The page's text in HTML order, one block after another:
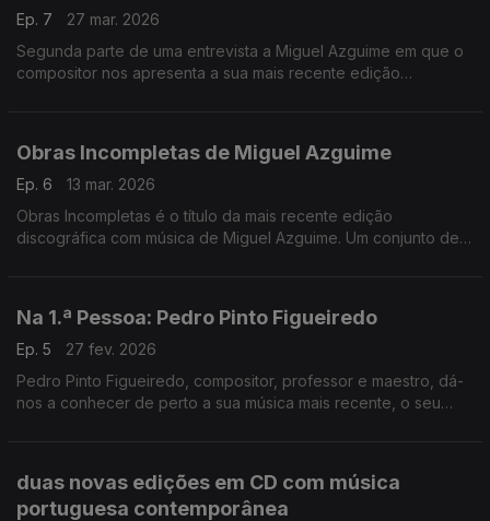
Ep. 7
27 mar. 2026
Segunda parte de uma entrevista a Miguel Azguime em que o
compositor nos apresenta a sua mais recente edição
Obras Incompletas de Miguel Azguime
Ep. 6
13 mar. 2026
Obras Incompletas é o título da mais recente edição
discográfica com música de Miguel Azguime. Um conjunto de
Na 1.ª Pessoa: Pedro Pinto Figueiredo
Ep. 5
27 fev. 2026
Pedro Pinto Figueiredo, compositor, professor e maestro, dá-
nos a conhecer de perto a sua música mais recente, o seu
duas novas edições em CD com música
portuguesa contemporânea